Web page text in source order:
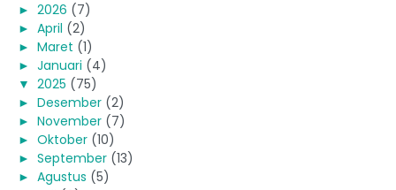
► 2026 (7)
► April (2)
► Maret (1)
► Januari (4)
▼ 2025 (75)
► Desember (2)
► November (7)
► Oktober (10)
► September (13)
► Agustus (5)